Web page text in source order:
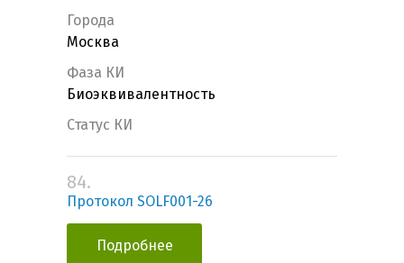
Города
Москва
Фаза КИ
Биоэквивалентность
Статус КИ
84.
Протокол SOLF001-26
Подробнее